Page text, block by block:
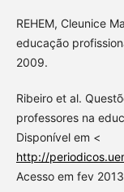
REHEM, Cleunice
educação
2009.
Ribeiro et al.
professores na
Disponível em <
http://
Acesso em fev